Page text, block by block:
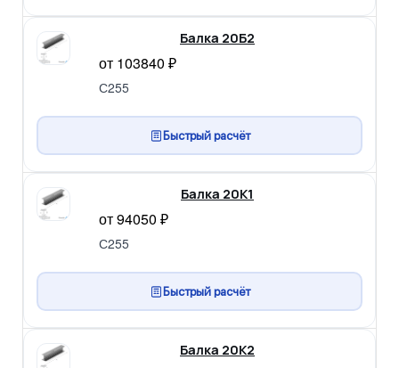
Балка 20Б2
от 103840 ₽
С255
Быстрый расчёт
Балка 20К1
от 94050 ₽
С255
Быстрый расчёт
Балка 20К2